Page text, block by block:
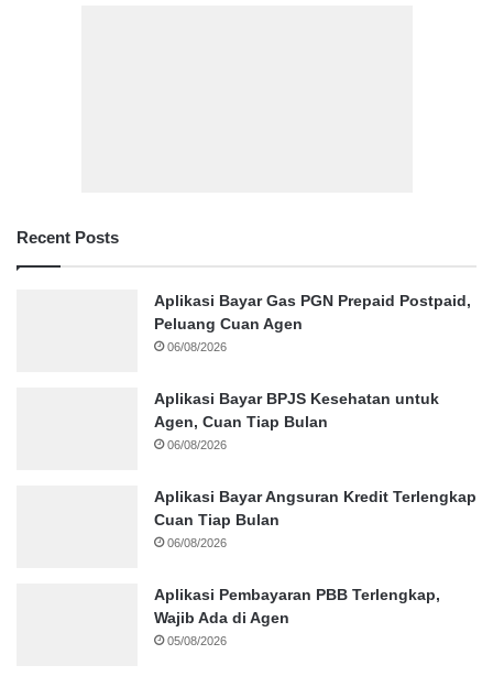
Recent Posts
Aplikasi Bayar Gas PGN Prepaid Postpaid,
Peluang Cuan Agen
06/08/2026
Aplikasi Bayar BPJS Kesehatan untuk
Agen, Cuan Tiap Bulan
06/08/2026
Aplikasi Bayar Angsuran Kredit Terlengkap
Cuan Tiap Bulan
06/08/2026
Aplikasi Pembayaran PBB Terlengkap,
Wajib Ada di Agen
05/08/2026